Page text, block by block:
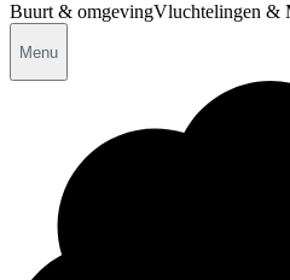
Buurt & omgevingVluchtelingen &
Menu